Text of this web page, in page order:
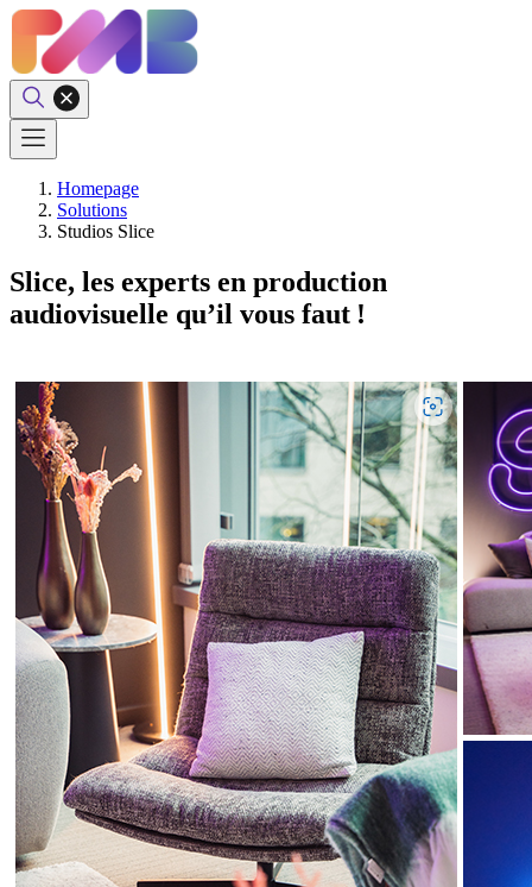
Homepage
Solutions
Studios Slice
Slice, les experts en production
audiovisuelle qu’il vous faut !